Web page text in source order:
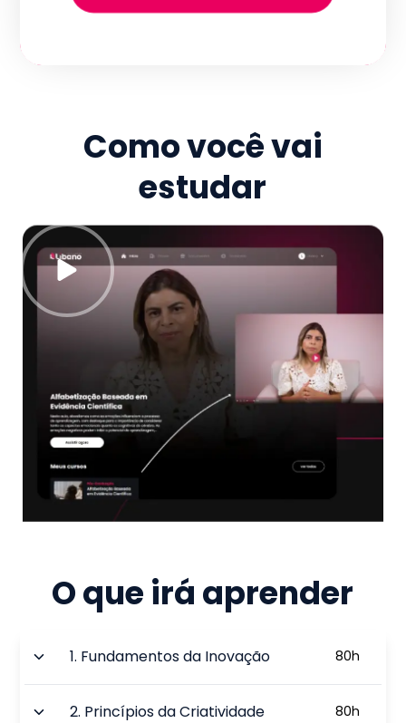
Como você vai
estudar
O que irá aprender
1. Fundamentos da Inovação 80h
2. Princípios da Criatividade 80h